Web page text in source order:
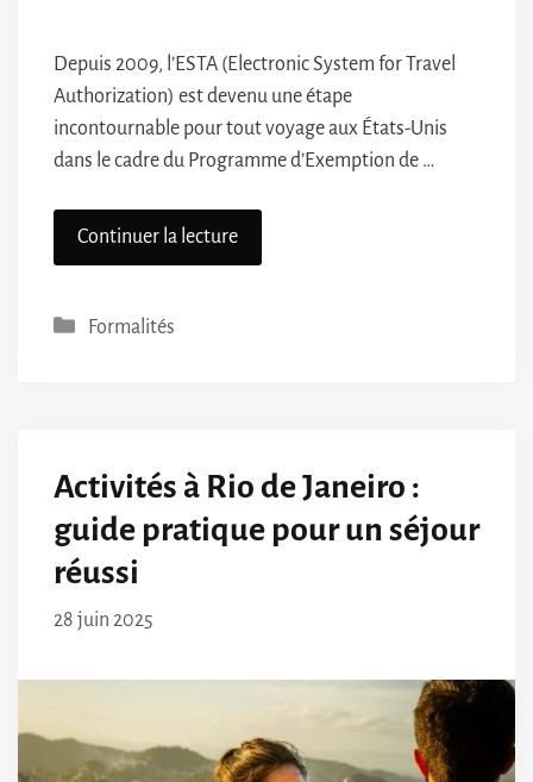
Depuis 2009, l’ESTA (Electronic System for Travel
Authorization) est devenu une étape
incontournable pour tout voyage aux États-Unis
dans le cadre du Programme d’Exemption de …
Continuer la lecture
Catégories
Formalités
Activités à Rio de Janeiro :
guide pratique pour un séjour
réussi
28 juin 2025